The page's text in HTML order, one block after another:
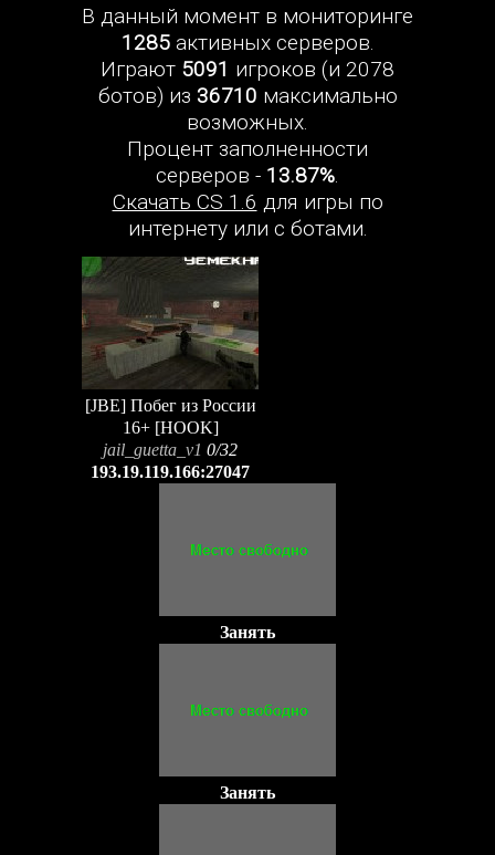
В данный момент в мониторинге
1285активных серверов.
Играют 5091 игроков (и 2078
ботов) из 36710 максимально
возможных.
Процент заполненности
серверов - 13.87%.
Скачать CS 1.6 для игры по
интернету или с ботами.
[JBE] Побег из России
16+ [HOOK]
jail_guetta_v1 0/32
193.19.119.166:27047
Занять
Занять